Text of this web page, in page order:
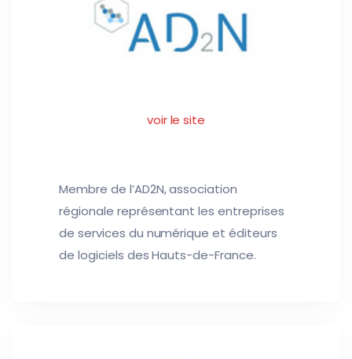
voir le site
Membre de l’AD2N, association
régionale représentant les entreprises
de services du numérique et éditeurs
de logiciels des Hauts-de-France.